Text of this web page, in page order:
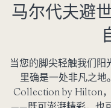
马尔代夫避
当您的脚尖轻触我们阳
里确是一处非凡之地
Collection by Hilton